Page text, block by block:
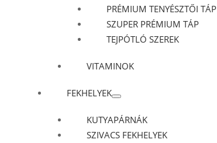
PRÉMIUM TENYÉSZTŐI TÁP
SZUPER PRÉMIUM TÁP
TEJPÓTLÓ SZEREK
VITAMINOK
FEKHELYEK
KUTYAPÁRNÁK
SZIVACS FEKHELYEK